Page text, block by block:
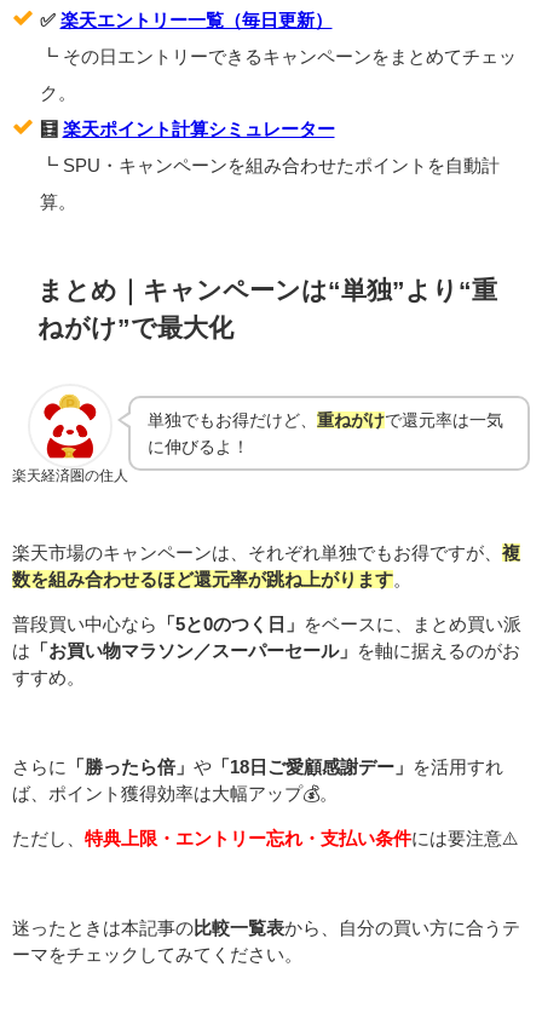
✅ 楽天エントリー一覧（毎日更新）
┗ その日エントリーできるキャンペーンをまとめてチェッ
ク。
🧮 楽天ポイント計算シミュレーター
┗ SPU・キャンペーンを組み合わせたポイントを自動計
算。
まとめ｜キャンペーンは“単独”より“重
ねがけ”で最大化
楽天経済圏の住人
単独でもお得だけど、 重ねがけで還元率は一気
に伸びるよ！
楽天市場のキャンペーンは、それぞれ単独でもお得ですが、 複
数を組み合わせるほど還元率が跳ね上がります
普段買い中心なら 「5と0のつく日」
をベースに、まとめ買い派
は 「お買い物マラソン／スーパーセール」
を軸に据えるのがお
すすめ。
さらに 「勝ったら倍」 や 「18日ご愛顧感謝デー」
を活用すれ
ば、ポイント獲得効率は大幅アップ💰。
ただし、 特典上限・エントリー忘れ・支払い条件には要注意⚠️
迷ったときは本記事の 比較一覧表から、自分の買い方に合うテ
ーマをチェックしてみてください。